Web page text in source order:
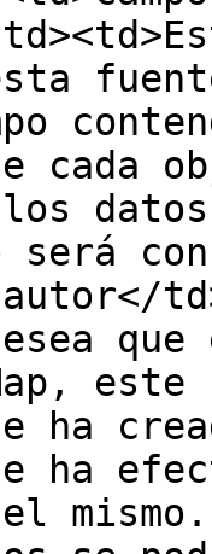
cada
los
será
autor</
este
ha
ha